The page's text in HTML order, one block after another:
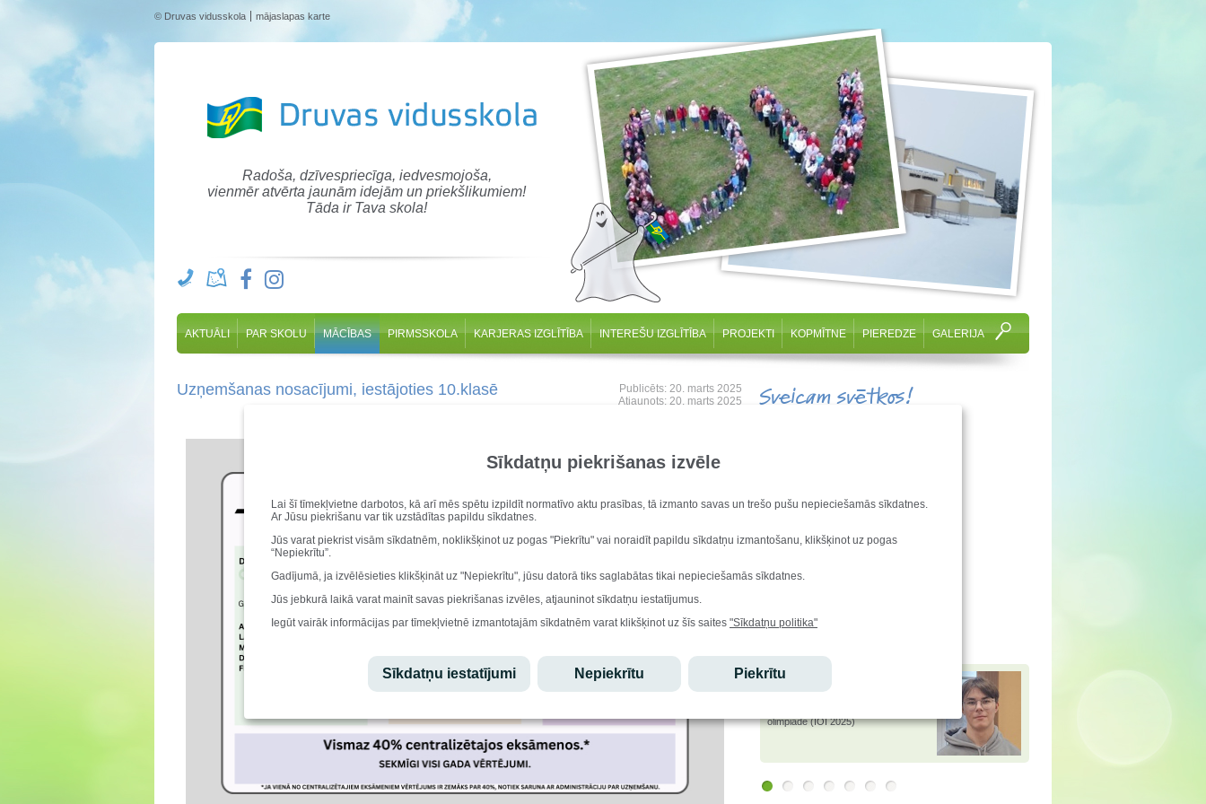
Sīkdatņu piekrišanas izvēle
Lai šī tīmekļvietne darbotos, kā arī mēs spētu izpildīt normatīvo aktu prasības, tā izmanto savas un trešo pušu nepieciešamās sīkdatnes.
Ar Jūsu piekrišanu var tik uzstādītas papildu sīkdatnes.
Jūs varat piekrist visām sīkdatnēm, noklikšķinot uz pogas "Piekrītu" vai noraidīt papildu sīkdatņu izmantošanu, klikšķinot uz pogas
“Nepiekrītu”.
Gadījumā, ja izvēlēsieties klikšķināt uz "Nepiekrītu", jūsu datorā tiks saglabātas tikai nepieciešamās sīkdatnes.
Jūs jebkurā laikā varat mainīt savas piekrišanas izvēles, atjauninot sīkdatņu iestatījumus.
Iegūt vairāk informācijas par tīmekļvietnē izmantotajām sīkdatnēm varat klikšķinot uz šīs saites "Sīkdatņu politika"
Sīkdatņu iestatījumi Nepiekrītu Piekrītu
© Druvas vidusskola mājaslapas karte
Radoša, dzīvespriecīga, iedvesmojoša,
vienmēr atvērta jaunām idejām un priekšlikumiem!
Tāda ir Tava skola!
AKTUĀLI PAR SKOLU MĀCĪBAS PIRMSSKOLA KARJERAS IZGLĪTĪBA INTEREŠU IZGLĪTĪBA PROJEKTI KOPMĪTNE PIEREDZE GALERIJA
Uzņemšanas nosacījumi, iestājoties 10.klasē
Publicēts: 20. marts 2025
Atjaunots: 20. marts 2025
Sveicam svētkos!
Ieskaties!
Stundu saraksta izmaiņas
Ēdienkarte
Lepojamies!
Edgars Andersons
atzinību Baltijas informātikas
olimpiādē (IOI 2025)